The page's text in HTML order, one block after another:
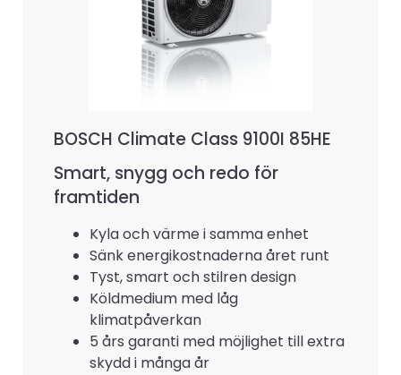
BOSCH Climate Class 9100I 85HE
Smart, snygg och redo för
framtiden
Kyla och värme i samma enhet
Sänk energikostnaderna året runt
Tyst, smart och stilren design
Köldmedium med låg
klimatpåverkan
5 års garanti med möjlighet till extra
skydd i många år